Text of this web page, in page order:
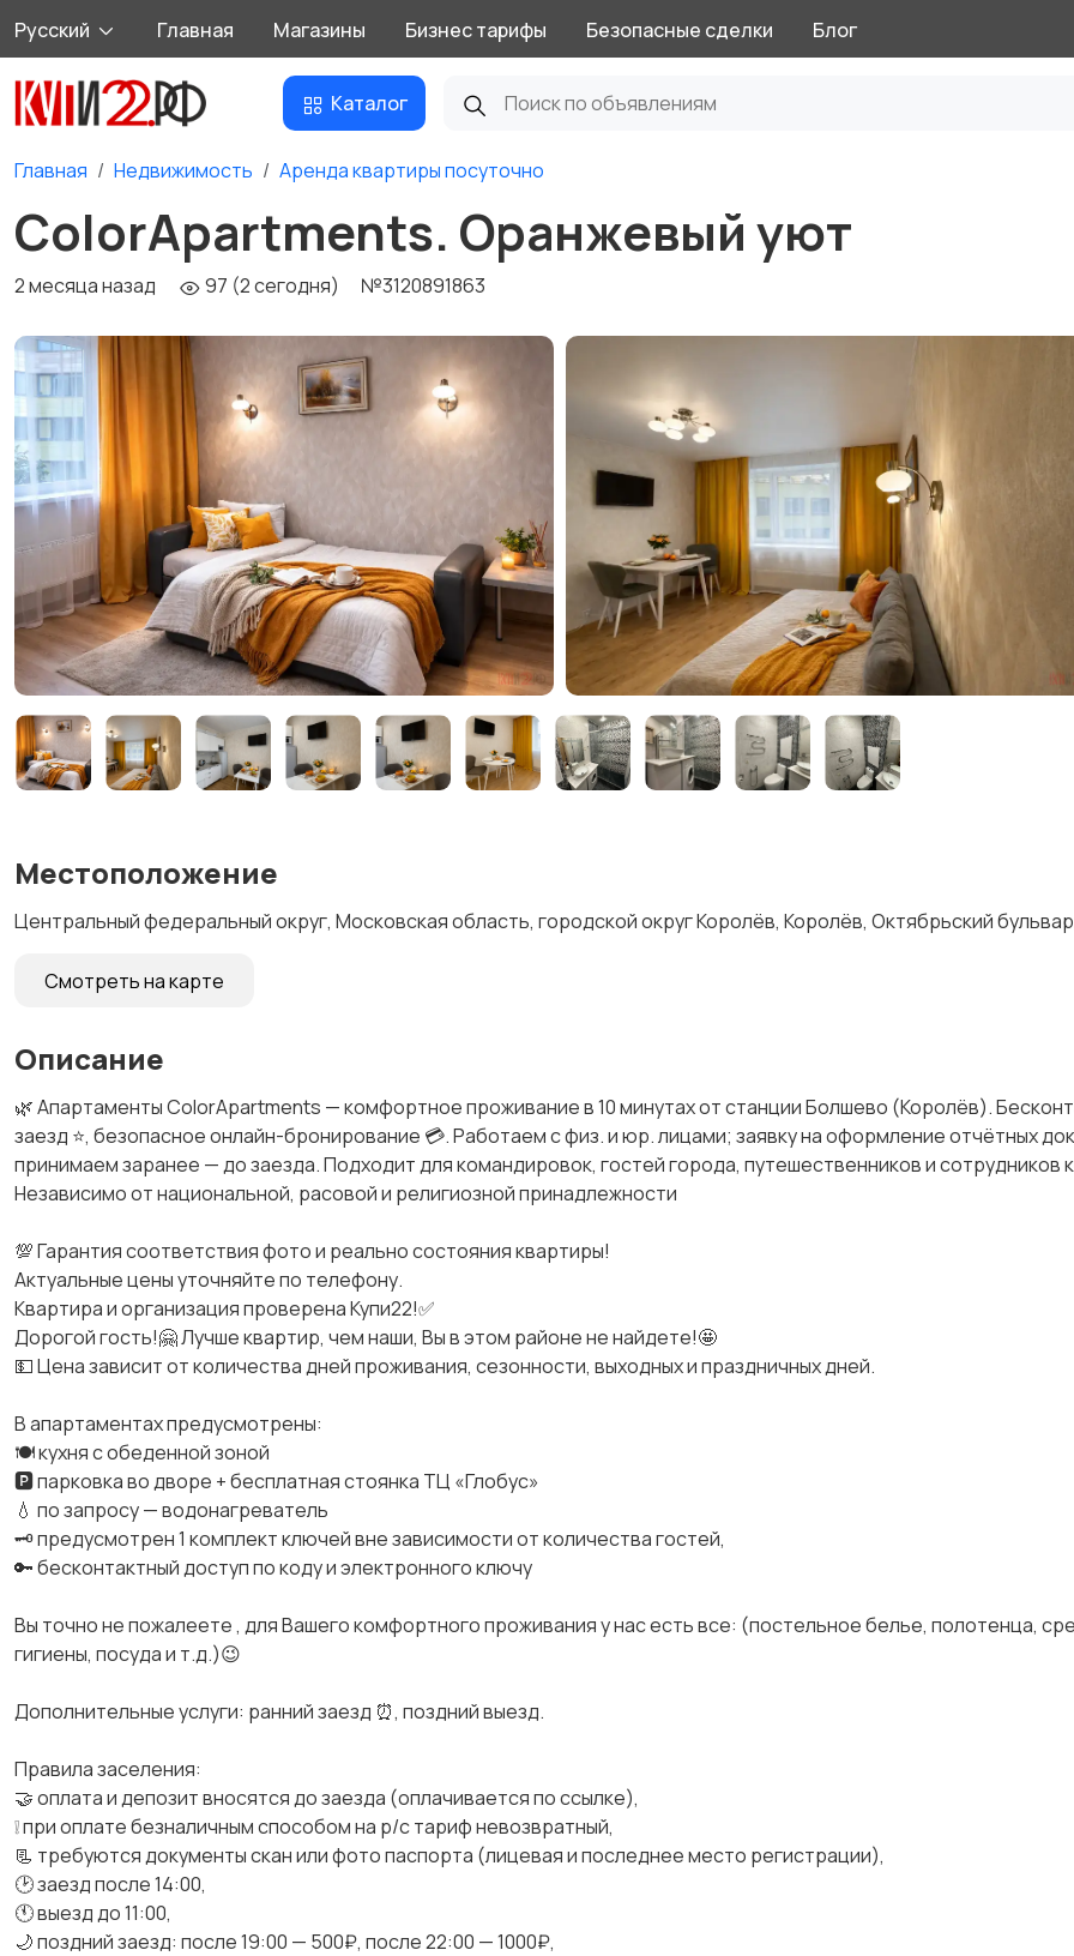
Русский Главная Магазины Бизнес тарифы Безопасные сделки Блог
Каталог
Главная Недвижимость Аренда квартиры посуточно
ColorApartments. Оранжевый уют
2 месяца назад 97 (2 сегодня) №3120891863
Местоположение
Центральный федеральный округ, Московская область, городской округ Королёв, Королёв, Октябрьский
Смотреть на карте
Описание
🌿 Апартаменты ColorApartments — комфортное проживание в 10 минутах от станции Болшево (Королёв).
заезд ⭐, безопасное онлайн-бронирование 💳. Работаем с физ. и юр. лицами; заявку на оформление отчётных
принимаем заранее — до заезда. Подходит для командировок, гостей города, путешественников и сотрудников
Независимо от национальной, расовой и религиозной принадлежности
💯 Гарантия соответствия фото и реально состояния квартиры!
Актуальные цены уточняйте по телефону.
Квартира и организация проверена Купи22!✅
Дорогой гость!🤗 Лучше квартир, чем наши, Вы в этом районе не найдете!🤩
💵 Цена зависит от количества дней проживания, сезонности, выходных и праздничных дней.
В апартаментах предусмотрены:
🍽 кухня с обеденной зоной
🅿️ парковка во дворе + бесплатная стоянка ТЦ «Глобус»
💧 по запросу — водонагреватель
🗝 предусмотрен 1 комплект ключей вне зависимости от количества гостей,
🔑 бесконтактный доступ по коду и электронного ключу
Вы точно не пожалеете , для Вашего комфортного проживания у нас есть все: (постельное белье, полотенца,
гигиены, посуда и т.д.)😉
Дополнительные услуги: ранний заезд ⏰, поздний выезд.
Правила заселения:
🤝 оплата и депозит вносятся до заезда (оплачивается по ссылке),
❕ при оплате безналичным способом на р/с тариф невозвратный,
📃 требуются документы скан или фото паспорта (лицевая и последнее место регистрации),
🕑 заезд после 14:00,
🕚 выезд до 11:00,
🌙 поздний заезд: после 19:00 — 500₽, после 22:00 — 1000₽,